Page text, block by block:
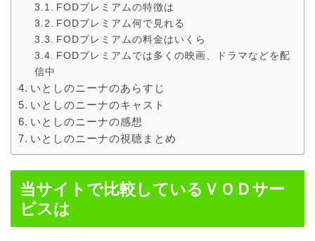
FODプレミアムの特徴は
FODプレミアム何で見れる
FODプレミアムの料金はいくら
FODプレミアムでは多くの映画、ドラマなどを配
信中
いとしのニーナのあらすじ
いとしのニーナのキャスト
いとしのニーナの感想
いとしのニーナの視聴まとめ
当サイトで比較しているＶＯＤサー
ビスは